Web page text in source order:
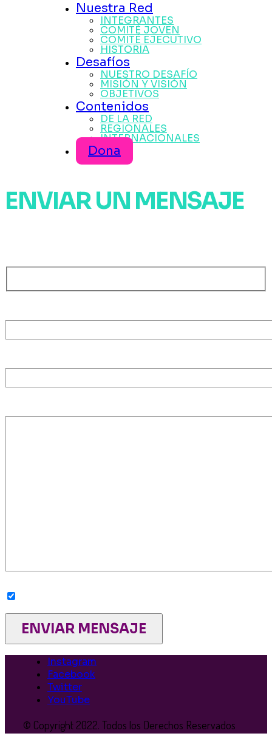
Nuestra Red
INTEGRANTES
COMITÉ JOVEN
COMITÉ EJECUTIVO
HISTORIA
Desafíos
NUESTRO DESAFÍO
MISIÓN Y VISIÓN
OBJETIVOS
Contenidos
DE LA RED
REGIONALES
INTERNACIONALES
Dona
ENVIAR UN MENSAJE
Instagram
Facebook
Twitter
YouTube
© Copyright 2022. Todos los Derechos Reservados